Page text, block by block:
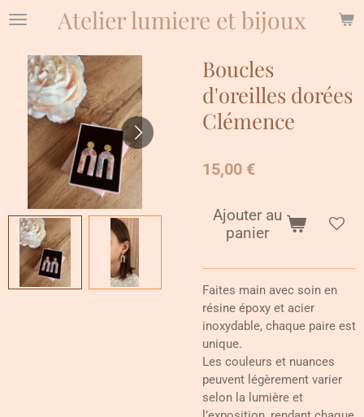
Passer
principal
Atelier lumiere et bijoux
Boucles
d'oreilles dorées
Clémence
15,00 €
Ajouter au
panier
Faites main avec soin en
résine époxy et acier
inoxydable, chaque paire est
unique.
Les couleurs et nuances
peuvent légèrement varier
selon la lumière et